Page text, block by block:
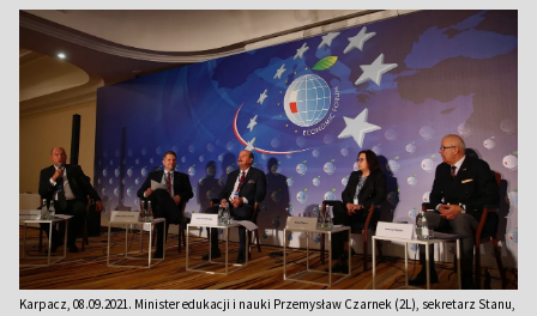
Karpacz, 08.09.2021. Minister edukacji i nauki Przemysław Czarnek (2L), sekretarz Stanu,